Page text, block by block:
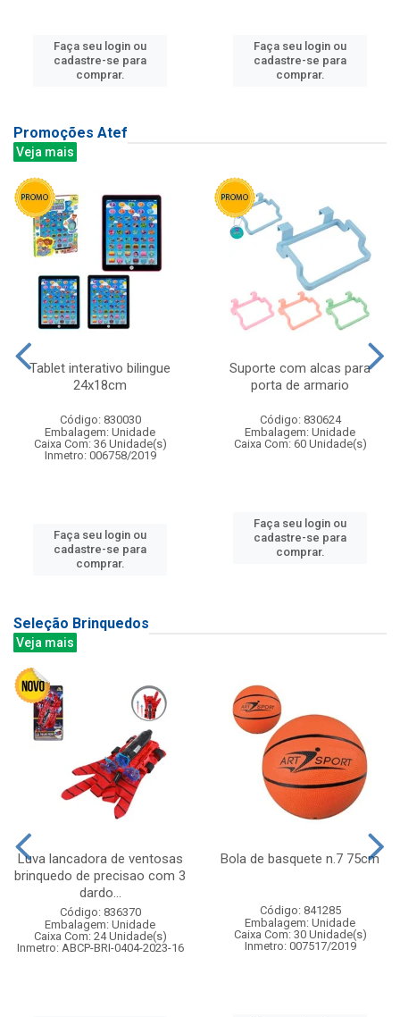
Faça seu login ou
cadastre-se para
comprar.
Faça seu login ou
cadastre-se para
comprar.
Promoções Atef
Veja mais
Tablet interativo bilingue
24x18cm
Código: 830030
Embalagem: Unidade
Caixa Com: 36 Unidade(s)
Inmetro: 006758/2019
Faça seu login ou
cadastre-se para
comprar.
Suporte com alcas para
porta de armario
Código: 830624
Embalagem: Unidade
Caixa Com: 60 Unidade(s)
Faça seu login ou
cadastre-se para
comprar.
Seleção Brinquedos
Veja mais
Luva lancadora de ventosas
brinquedo de precisao com 3
dardo...
Código: 836370
Embalagem: Unidade
Caixa Com: 24 Unidade(s)
Inmetro: ABCP-BRI-0404-2023-16
Bola de basquete n.7 75cm
Código: 841285
Embalagem: Unidade
Caixa Com: 30 Unidade(s)
Inmetro: 007517/2019